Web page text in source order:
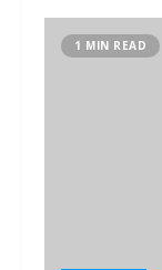
1 MIN READ